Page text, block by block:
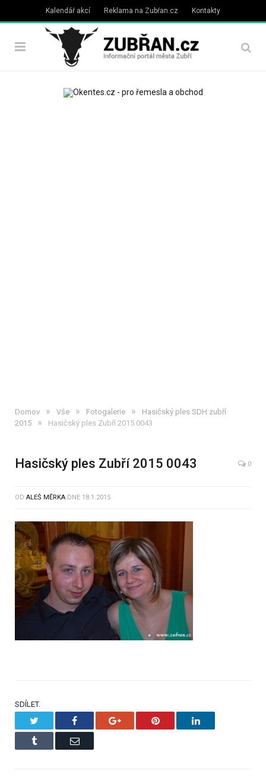
Kalendář akcí Reklama na Zubřan.cz Kontakty
Domov » Vše » Fotogalerie »
Hasičský ples SDH zubří
2015
» Hasičský ples Zubří 2015 0043
Hasičský ples Zubří 2015 0043 0
OD ALEŠ MĚRKA DNE 18.1.2015
SDÍLET.
Facebook Google+ Pinterest LinkedIn
Tumblr Email